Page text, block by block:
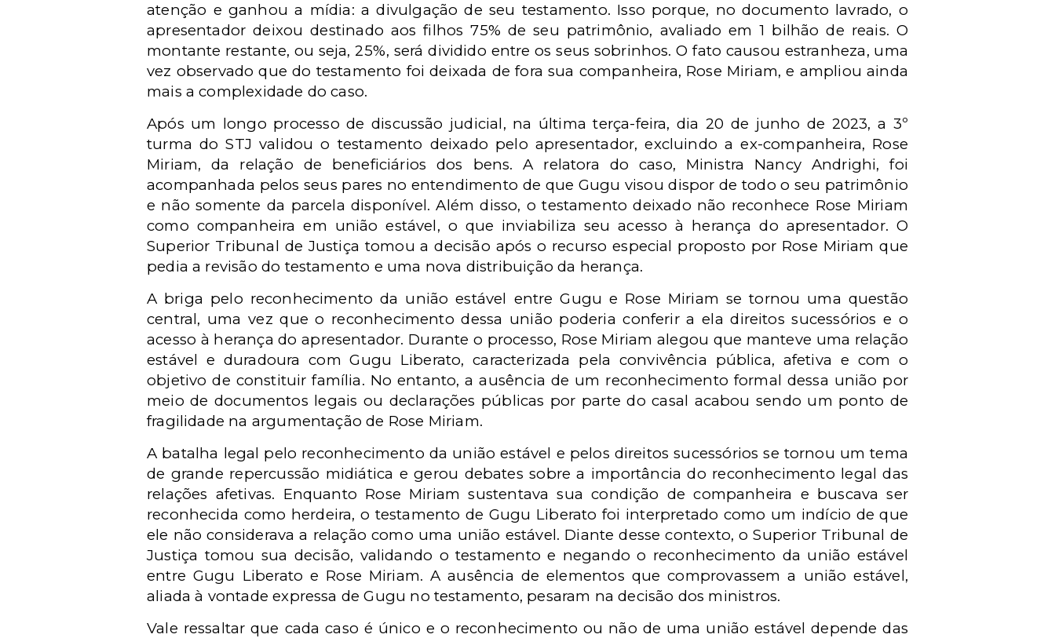
atenção e ganhou a mídia: a divulgação de seu testamento. Isso porque, no documento lavrado, o
apresentador deixou destinado aos filhos 75% de seu patrimônio, avaliado em 1 bilhão de reais. O
montante restante, ou seja, 25%, será dividido entre os seus sobrinhos. O fato causou estranheza, uma
vez observado que do testamento foi deixada de fora sua companheira, Rose Miriam, e ampliou ainda
mais a complexidade do caso.
Após um longo processo de discussão judicial, na última terça-feira, dia 20 de junho de 2023, a 3º
turma do STJ validou o testamento deixado pelo apresentador, excluindo a ex-companheira, Rose
Miriam, da relação de beneficiários dos bens. A relatora do caso, Ministra Nancy Andrighi, foi
acompanhada pelos seus pares no entendimento de que Gugu visou dispor de todo o seu patrimônio
e não somente da parcela disponível. Além disso, o testamento deixado não reconhece Rose Miriam
como companheira em união estável, o que inviabiliza seu acesso à herança do apresentador. O
Superior Tribunal de Justiça tomou a decisão após o recurso especial proposto por Rose Miriam que
pedia a revisão do testamento e uma nova distribuição da herança.
A briga pelo reconhecimento da união estável entre Gugu e Rose Miriam se tornou uma questão
central, uma vez que o reconhecimento dessa união poderia conferir a ela direitos sucessórios e o
acesso à herança do apresentador. Durante o processo, Rose Miriam alegou que manteve uma relação
estável e duradoura com Gugu Liberato, caracterizada pela convivência pública, afetiva e com o
objetivo de constituir família. No entanto, a ausência de um reconhecimento formal dessa união por
meio de documentos legais ou declarações públicas por parte do casal acabou sendo um ponto de
fragilidade na argumentação de Rose Miriam.
A batalha legal pelo reconhecimento da união estável e pelos direitos sucessórios se tornou um tema
de grande repercussão midiática e gerou debates sobre a importância do reconhecimento legal das
relações afetivas. Enquanto Rose Miriam sustentava sua condição de companheira e buscava ser
reconhecida como herdeira, o testamento de Gugu Liberato foi interpretado como um indício de que
ele não considerava a relação como uma união estável. Diante desse contexto, o Superior Tribunal de
Justiça tomou sua decisão, validando o testamento e negando o reconhecimento da união estável
entre Gugu Liberato e Rose Miriam. A ausência de elementos que comprovassem a união estável,
aliada à vontade expressa de Gugu no testamento, pesaram na decisão dos ministros.
Vale ressaltar que cada caso é único e o reconhecimento ou não de uma união estável depende das